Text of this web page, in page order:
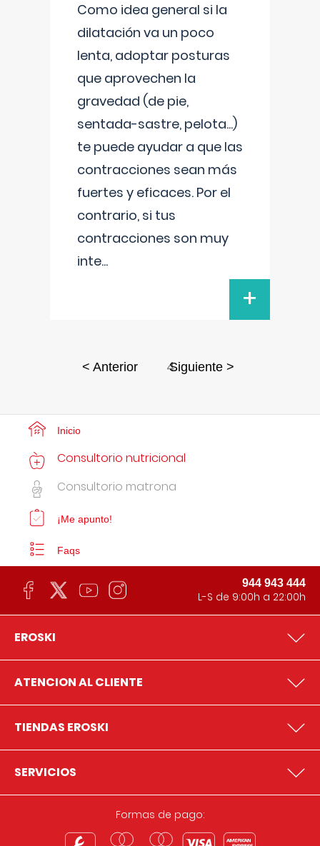
Como idea general si la
dilatación va un poco
lenta, adoptar posturas
que aprovechen la
gravedad (de pie,
sentada-sastre, pelota...)
te puede ayudar a que las
contracciones sean más
fuertes y eficaces. Por el
contrario, si tus
contracciones son muy
inte...
+
< Anterior 4
Siguiente >
Inicio
Consultorio nutricional
Consultorio matrona
¡Me apunto!
Faqs
944 943 444
L-S de 9:00h a 22:00h
EROSKI
ATENCION AL CLIENTE
TIENDAS EROSKI
SERVICIOS
Formas de pago: